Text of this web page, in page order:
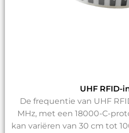
UHF RFID-
De frequentie van UHF
MHz, met een 18000-C-
kan variëren van 30 cm tot